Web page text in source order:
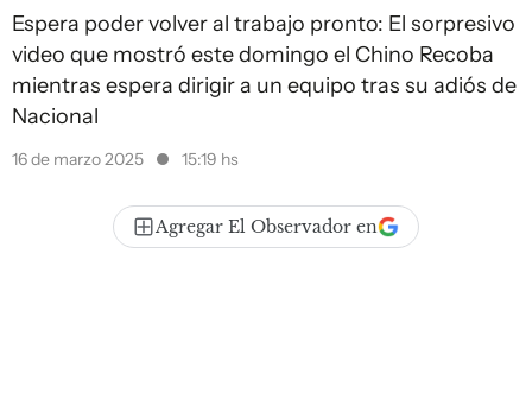
Espera poder volver al trabajo pronto: El sorpresivo
video que mostró este domingo el Chino Recoba
mientras espera dirigir a un equipo tras su adiós de
Nacional
16 de marzo 2025 15:19 hs
Agregar El Observador en